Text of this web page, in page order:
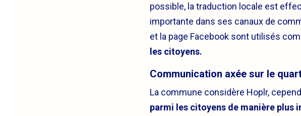
possible, la traduction locale est
importante dans ses canaux de
et la page Facebook sont utilisés
les citoyens.
Communication axée sur le
La commune considère Hoplr,
parmi les citoyens de manière plus